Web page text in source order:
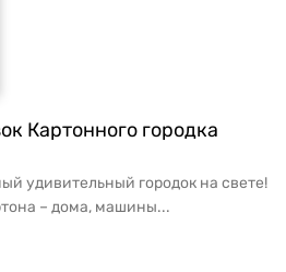
Картонного городка
удивительный городок на свете!
– дома, машины...